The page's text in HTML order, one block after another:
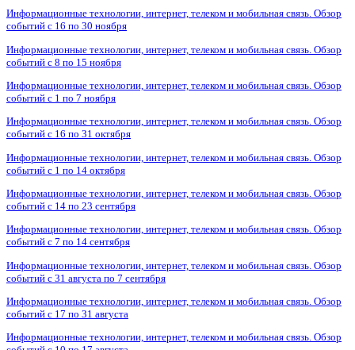
Информационные технологии, интернет, телеком и мобильная связь. Обзор
событий с 16 по 30 ноября
Информационные технологии, интернет, телеком и мобильная связь. Обзор
событий с 8 по 15 ноября
Информационные технологии, интернет, телеком и мобильная связь. Обзор
событий с 1 по 7 ноября
Информационные технологии, интернет, телеком и мобильная связь. Обзор
событий с 16 по 31 октября
Информационные технологии, интернет, телеком и мобильная связь. Обзор
событий с 1 по 14 октября
Информационные технологии, интернет, телеком и мобильная связь. Обзор
событий с 14 по 23 сентября
Информационные технологии, интернет, телеком и мобильная связь. Обзор
событий с 7 по 14 сентября
Информационные технологии, интернет, телеком и мобильная связь. Обзор
событий с 31 августа по 7 сентября
Информационные технологии, интернет, телеком и мобильная связь. Обзор
событий с 17 по 31 августа
Информационные технологии, интернет, телеком и мобильная связь. Обзор